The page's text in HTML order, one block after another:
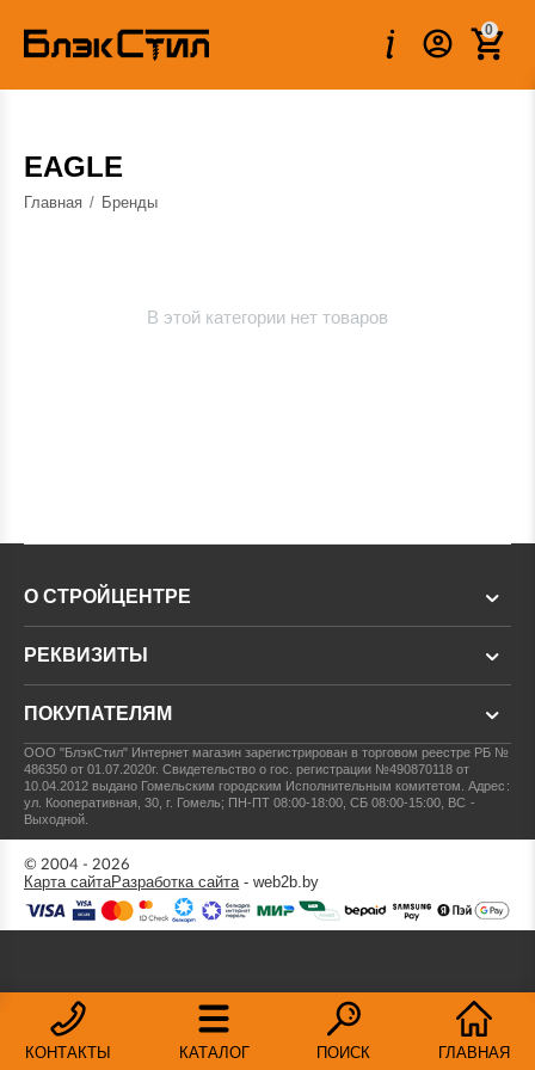
0
EAGLE
Главная / Бренды
В этой категории нет товаров
КОНТАКТЫ КАТАЛОГ ПОИСК ГЛАВНАЯ
О СТРОЙЦЕНТРЕ
РЕКВИЗИТЫ
ПОКУПАТЕЛЯМ
ООО "БлэкСтил" Интернет магазин зарегистрирован в торговом реестре РБ №
486350 от 01.07.2020г.Свидетельство о гос. регистрации №490870118 от
10.04.2012 выдано Гомельским городским Исполнительным комитетом.Адрес:
ул. Кооперативная, 30, г. Гомель; ПН-ПТ 08:00-18:00, СБ 08:00-15:00, ВС -
Выходной.
© 2004 - 2026
Карта сайтаРазработка сайта- web2b.by